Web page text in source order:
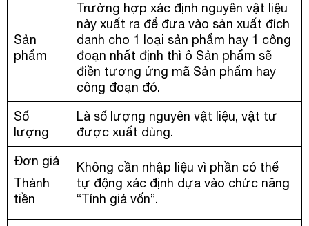
Sản
phẩm
Trường hợp xác định nguyên vật liệu
này xuất ra để đưa vào sản xuất đích
danh cho 1 loại sản phẩm hay 1 công
đoạn nhất định thì ô Sản phẩm sẽ
điền tương ứng mã Sản phẩm hay
công đoạn đó.
Số
lượng
Là số lượng nguyên vật liệu, vật tư
được xuất dùng.
Đơn giá
Thành
tiền
Không cần nhập liệu vì phần có thể
tự động xác định dựa vào chức năng
“Tính giá vốn”.